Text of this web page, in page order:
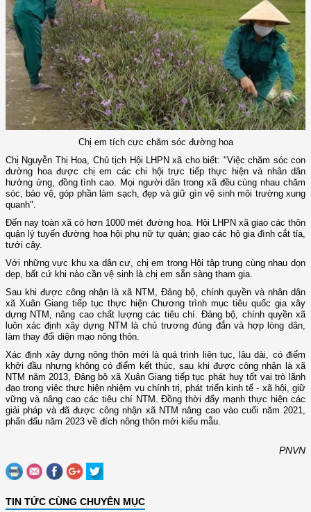
Chị em tích cực chăm sóc đường hoa
Chị Nguyễn Thị Hoa, Chủ tịch Hội LHPN xã cho biết: "Việc chăm sóc con
đường hoa được chị em các chi hội trực tiếp thực hiện và nhân dân
hưởng ứng, đồng tình cao. Mọi người dân trong xã đều cùng nhau chăm
sóc, bảo vệ, góp phần làm sạch, đẹp và giữ gìn vệ sinh môi trường xung
quanh".
Đến nay toàn xã có hơn 1000 mét đường hoa. Hội LHPN xã giao các thôn
quản lý tuyến đường hoa hội phụ nữ tự quản; giao các hộ gia đình cắt tỉa,
tưới cây.
Với những vực khu xa dân cư, chị em trong Hội tập trung cùng nhau dọn
dẹp, bất cứ khi nào cần vệ sinh là chị em sẵn sàng tham gia.
Sau khi được công nhận là xã NTM, Đảng bộ, chính quyền và nhân dân
xã Xuân Giang tiếp tục thực hiện Chương trình mục tiêu quốc gia xây
dựng NTM, nâng cao chất lượng các tiêu chí. Đảng bộ, chính quyền xã
luôn xác định xây dựng NTM là chủ trương đúng đắn và hợp lòng dân,
làm thay đổi diện mạo nông thôn.
Xác định xây dựng nông thôn mới là quá trình liên tục, lâu dài, có điểm
khởi đầu nhưng không có điểm kết thúc, sau khi được công nhận là xã
NTM năm 2013, Đảng bộ xã Xuân Giang tiếp tục phát huy tốt vai trò lãnh
đạo trong việc thực hiện nhiệm vụ chính trị, phát triển kinh tế - xã hội, giữ
vững và nâng cao các tiêu chí NTM. Đồng thời đẩy mạnh thực hiện các
giải pháp và đã được công nhận xã NTM nâng cao vào cuối năm 2021,
phấn đấu năm 2023 về đích nông thôn mới kiểu mẫu.
PNVN
TIN TỨC CÙNG CHUYÊN MỤC